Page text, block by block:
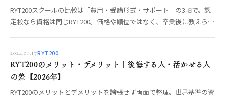
RYT200スクールの比較は「費用・受講形式・サポート」の3軸で。認
定校なら資格は同じRYT200。価格や順位ではなく、卒業後に教えられ
2024.01.17RYT200
RYT200のメリット・デメリット｜後悔する人・活かせる人
の差【2026年】
RYT200のメリットとデメリットを誇張せず両面で整理。世界基準の資